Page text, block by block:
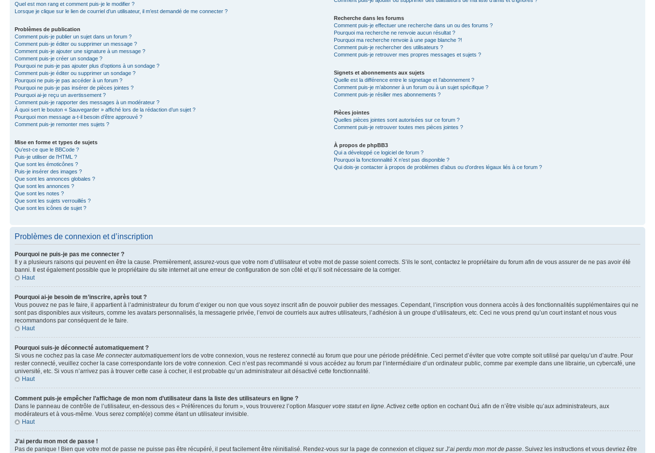
Quel est mon rang et comment puis-je le modifier ?
Lorsque je clique sur le lien de courriel d’un utilisateur, il m’est demandé de me connecter ?
Problèmes de publication
Comment puis-je publier un sujet dans un forum ?
Comment puis-je éditer ou supprimer un message ?
Comment puis-je ajouter une signature à un message ?
Comment puis-je créer un sondage ?
Pourquoi ne puis-je pas ajouter plus d’options à un sondage ?
Comment puis-je éditer ou supprimer un sondage ?
Pourquoi ne puis-je pas accéder à un forum ?
Pourquoi ne puis-je pas insérer de pièces jointes ?
Pourquoi ai-je reçu un avertissement ?
Comment puis-je rapporter des messages à un modérateur ?
À quoi sert le bouton « Sauvegarder » affiché lors de la rédaction d’un sujet ?
Pourquoi mon message a-t-il besoin d’être approuvé ?
Comment puis-je remonter mes sujets ?
Mise en forme et types de sujets
Qu’est-ce que le BBCode ?
Puis-je utiliser de l’HTML ?
Que sont les émoticônes ?
Puis-je insérer des images ?
Que sont les annonces globales ?
Que sont les annonces ?
Que sont les notes ?
Que sont les sujets verrouillés ?
Que sont les icônes de sujet ?
Recherche dans les forums
Comment puis-je effectuer une recherche dans un ou des forums ?
Pourquoi ma recherche ne renvoie aucun résultat ?
Pourquoi ma recherche renvoie à une page blanche ?!
Comment puis-je rechercher des utilisateurs ?
Comment puis-je retrouver mes propres messages et sujets ?
Signets et abonnements aux sujets
Quelle est la différence entre le signetage et l’abonnement ?
Comment puis-je m’abonner à un forum ou à un sujet spécifique ?
Comment puis-je résilier mes abonnements ?
Pièces jointes
Quelles pièces jointes sont autorisées sur ce forum ?
Comment puis-je retrouver toutes mes pièces jointes ?
À propos de phpBB3
Qui a développé ce logiciel de forum ?
Pourquoi la fonctionnalité X n’est pas disponible ?
Qui dois-je contacter à propos de problèmes d’abus ou d’ordres légaux liés à ce forum ?
Problèmes de connexion et d’inscription
Pourquoi ne puis-je pas me connecter ?
Il y a plusieurs raisons qui peuvent en être la cause. Premièrement, assurez-vous que votre nom d’utilisateur et votre mot de passe soient corrects. S’ils le sont, contactez le propriétaire du forum afin de vous assurer de ne pas avoir été
banni. Il est également possible que le propriétaire du site internet ait une erreur de configuration de son côté et qu’il soit nécessaire de la corriger.
Haut
Pourquoi ai-je besoin de m’inscrire, après tout ?
Vous pouvez ne pas le faire, il appartient à l’administrateur du forum d’exiger ou non que vous soyez inscrit afin de pouvoir publier des messages. Cependant, l’inscription vous donnera accès à des fonctionnalités supplémentaires qui ne
sont pas disponibles aux visiteurs, comme les avatars personnalisés, la messagerie privée, l’envoi de courriels aux autres utilisateurs, l’adhésion à un groupe d’utilisateurs, etc. Ceci ne vous prend qu’un court instant et nous vous
recommandons par conséquent de le faire.
Haut
Pourquoi suis-je déconnecté automatiquement ?
Si vous ne cochez pas la case Me connecter automatiquementlors de votre connexion, vous ne resterez connecté au forum que pour une période prédéfinie. Ceci permet d’éviter que votre compte soit utilisé par quelqu’un d’autre. Pour
rester connecté, veuillez cocher la case correspondante lors de votre connexion. Ceci n’est pas recommandé si vous accédez au forum par l’intermédiaire d’un ordinateur public, comme par exemple dans une librairie, un cybercafé, une
université, etc. Si vous n’arrivez pas à trouver cette case à cocher, il est probable qu’un administrateur ait désactivé cette fonctionnalité.
Haut
Comment puis-je empêcher l’affichage de mon nom d’utilisateur dans la liste des utilisateurs en ligne ?
Dans le panneau de contrôle de l’utilisateur, en-dessous des « Préférences du forum », vous trouverez l’option Masquer votre statut en ligne. Activez cette option en cochantOui afin de n’être visible qu’aux administrateurs, aux
modérateurs et à vous-même. Vous serez compté(e) comme étant un utilisateur invisible.
Haut
J’ai perdu mon mot de passe !
Pas de panique ! Bien que votre mot de passe ne puisse pas être récupéré, il peut facilement être réinitialisé. Rendez-vous sur la page de connexion et cliquez sur J’ai perdu mon mot de passe. Suivez les instructions et vous devriez être